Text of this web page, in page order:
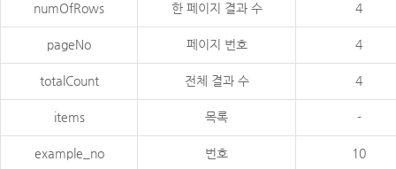
numOfRows 한 페이지 결과 수 4
pageNo 페이지 번호 4
totalCount 전체 결과 수 4
items 목록 -
example_no 번호 10